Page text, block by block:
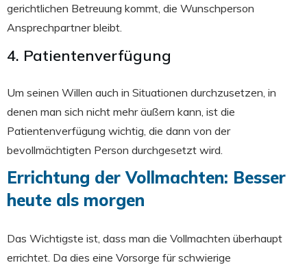
gerichtlichen Betreuung kommt, die Wunschperson
Ansprechpartner bleibt.
4. Patientenverfügung
Um seinen Willen auch in Situationen durchzusetzen, in
denen man sich nicht mehr äußern kann, ist die
Patientenverfügung wichtig, die dann von der
bevollmächtigten Person durchgesetzt wird.
Errichtung der Vollmachten: Besser
heute als morgen
Das Wichtigste ist, dass man die Vollmachten überhaupt
errichtet. Da dies eine Vorsorge für schwierige